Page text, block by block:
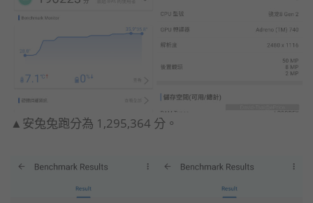
▲安兔兔跑分為 1,295,364 分。